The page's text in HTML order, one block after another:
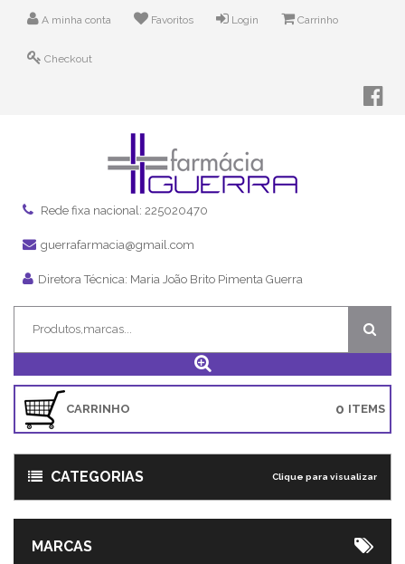
A minha conta Favoritos Login Carrinho
Checkout
Rede fixa nacional: 225020470
guerrafarmacia@gmail.com
Diretora Técnica: Maria João Brito Pimenta Guerra
CARRINHO ITEMS
0
CATEGORIAS Clique para visualizar
MARCAS